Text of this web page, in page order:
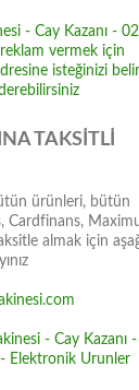
TAKSİTLİ
ürünleri, bütün
Cardfinans,
almak için